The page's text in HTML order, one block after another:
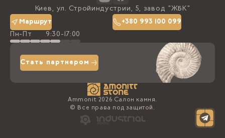
Контакты
Политика конфиденциальности
Доставка та оплата
Киев, ул. Стройиндустрии, 5, завод "ЖБК"
Маршрут
+380 993 100 099
Пн-Пт
9:30-17:00
Стать партнером
Ammonit 2026 Салон камня.
© Все права под защитой.